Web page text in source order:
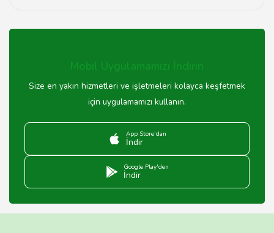
garanti süresi sunmaktadır. Bu süre, hizmet türüne göre
Mobil Uygulamamızı İndirin
Size en yakın hizmetleri ve işletmeleri kolayca keşfetmek
için uygulamamızı kullanın.
App Store'dan
İndir
Google Play'den
İndir